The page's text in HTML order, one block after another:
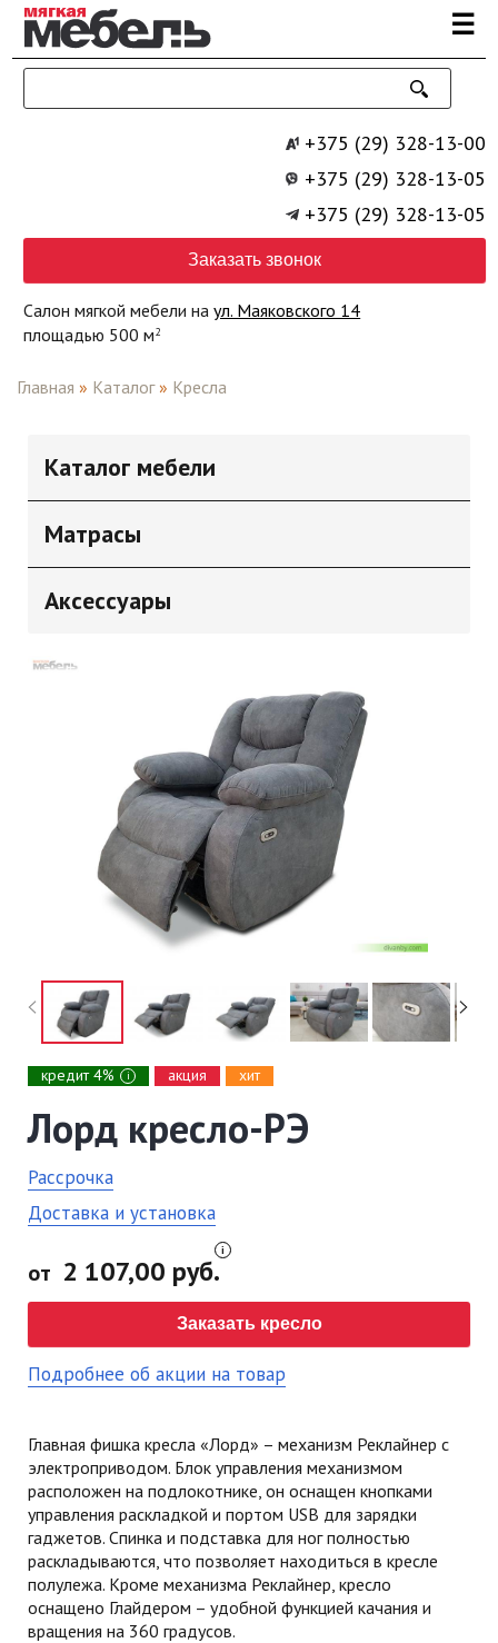
Перейти к основному содержанию ☰
+375 (29) 328-13-00
+375 (29) 328-13-05
+375 (29) 328-13-05
Заказать звонок
Салон мягкой мебели наул. Маяковского 14
площадью 500 м2
Главная » Каталог » Кресла
Каталог мебели
Матрасы
Аксессуары
кредит 4% i акция хит
Лорд кресло-РЭ
Рассрочка
Доставка и установка
от 2 107,00 руб.
Заказать кресло
Подробнее об акции на товар
Главная фишка кресла «Лорд» – механизм Реклайнер с
электроприводом. Блок управления механизмом
расположен на подлокотнике, он оснащен кнопками
управления раскладкой и портом USB для зарядки
гаджетов. Спинка и подставка для ног полностью
раскладываются, что позволяет находиться в кресле
полулежа. Кроме механизма Реклайнер, кресло
оснащено Глайдером – удобной функцией качания и
вращения на 360 градусов.